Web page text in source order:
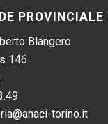
PROVINCIALE
Blangero
146
torino.it